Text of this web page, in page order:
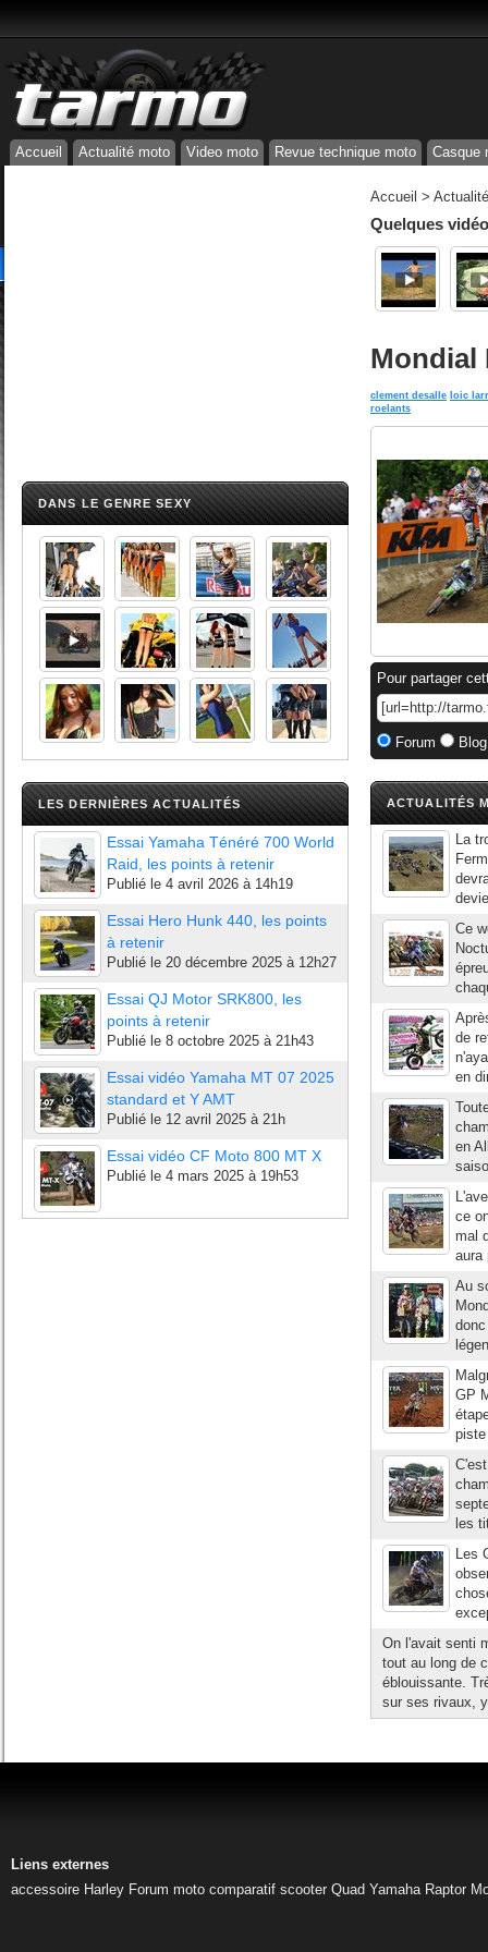
Accueil Actualité moto Video moto Revue technique moto Casque
DANS LE GENRE SEXY
LES DERNIÈRES ACTUALITÉS
Essai Yamaha Ténéré 700 World
Raid, les points à retenir
Publié le 4 avril 2026 à 14h19
Essai Hero Hunk 440, les points
à retenir
Publié le 20 décembre 2025 à 12h27
Essai QJ Motor SRK800, les
points à retenir
Publié le 8 octobre 2025 à 21h43
Essai vidéo Yamaha MT 07 2025
standard et Y AMT
Publié le 12 avril 2025 à 21h
Essai vidéo CF Moto 800 MT X
Publié le 4 mars 2025 à 19h53
Accueil >
Quelques
Mondial
clement desalle loic
roelants
Pour partager
Forum
ACTUALITÉS
La
Ce
de
en
en
ce
mal
aura
Au
GP
les
Les
On l'avait senti
tout au long de
éblouissante.
sur ses rivaux,
Liens externes
accessoire Harley Forum moto comparatif scooter Quad Yamaha Raptor